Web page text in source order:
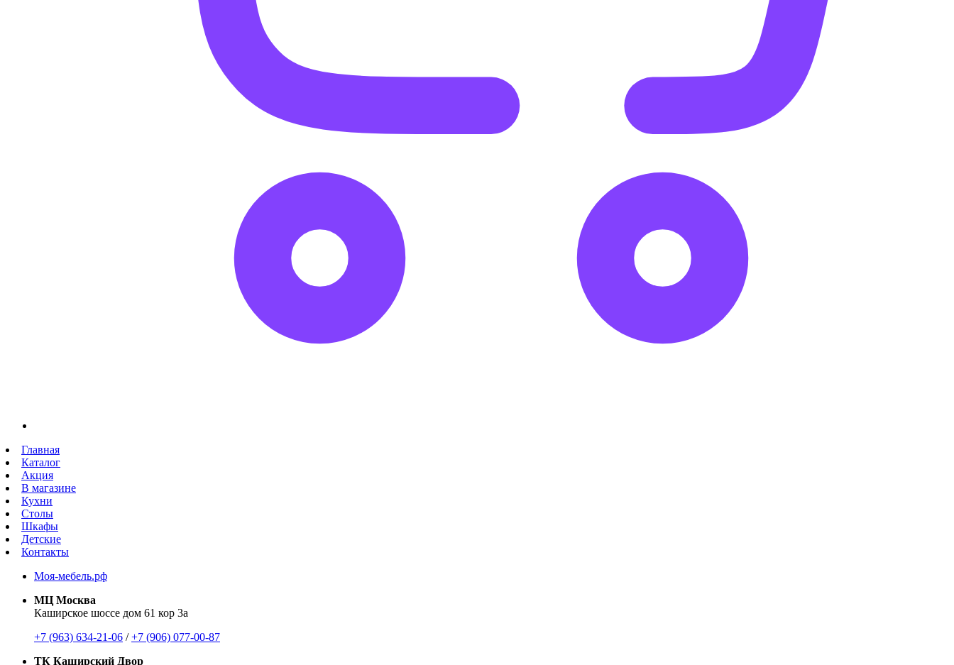
Главная
Каталог
Акция
В магазине
Кухни
Столы
Шкафы
Детские
Контакты
Моя-мебель.рф
МЦ Москва
Каширское шоссе дом 61 кор 3а
+7 (963) 634-21-06 /+7 (906) 077-00-87
ТК Каширский Двор